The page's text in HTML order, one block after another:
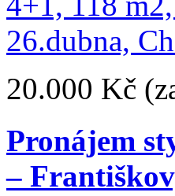
20.000 Kč
Pronájem
–